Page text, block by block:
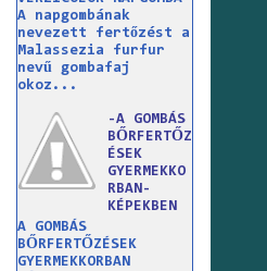
A napgombának
nevezett fertőzést a
Malassezia furfur
nevű gombafaj
okoz...
-A GOMBÁS
BŐRFERTŐZ
ÉSEK
GYERMEKKO
RBAN-
KÉPEKBEN
A GOMBÁS
BŐRFERTŐZÉSEK
GYERMEKKORBAN